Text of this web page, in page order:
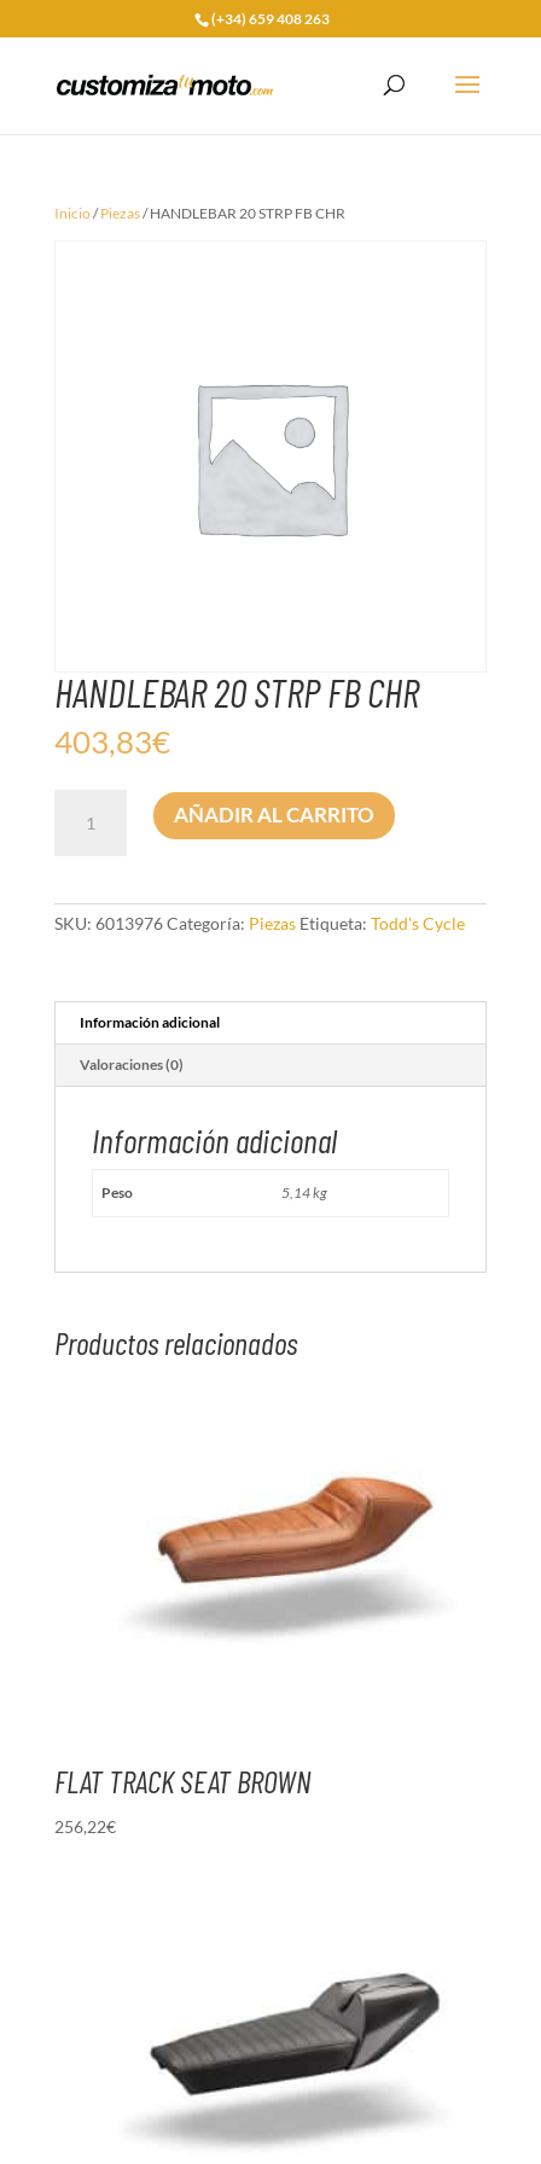
(+34) 659 408 263
Inicio/Piezas/ HANDLEBAR 20 STRP FB CHR
HANDLEBAR 20 STRP FB CHR
403,83€
cantidad
AÑADIR AL CARRITO
SKU: 6013976Categoría: Piezas Etiqueta: Todd's Cycle
Información adicional
Valoraciones (0)
Información adicional
Peso 5,14 kg
Productos relacionados
FLAT TRACK SEAT BROWN
256,22€